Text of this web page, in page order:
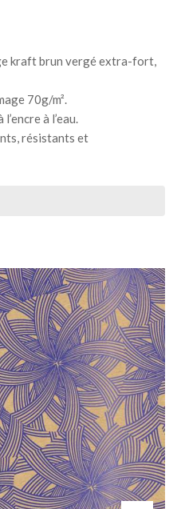
kraft brun vergé extra-fort,
70g/m².
à l’eau.
résistants et